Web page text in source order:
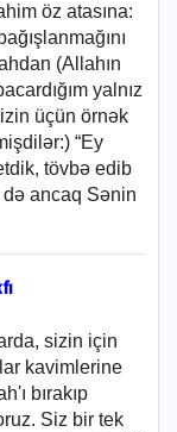
öz atasına:
(Allahın
yalnız
üçün örnək
“Ey
tövbə edib
də ancaq Sənin
sizin için
kavimlerine
bırakıp
Siz bir tek